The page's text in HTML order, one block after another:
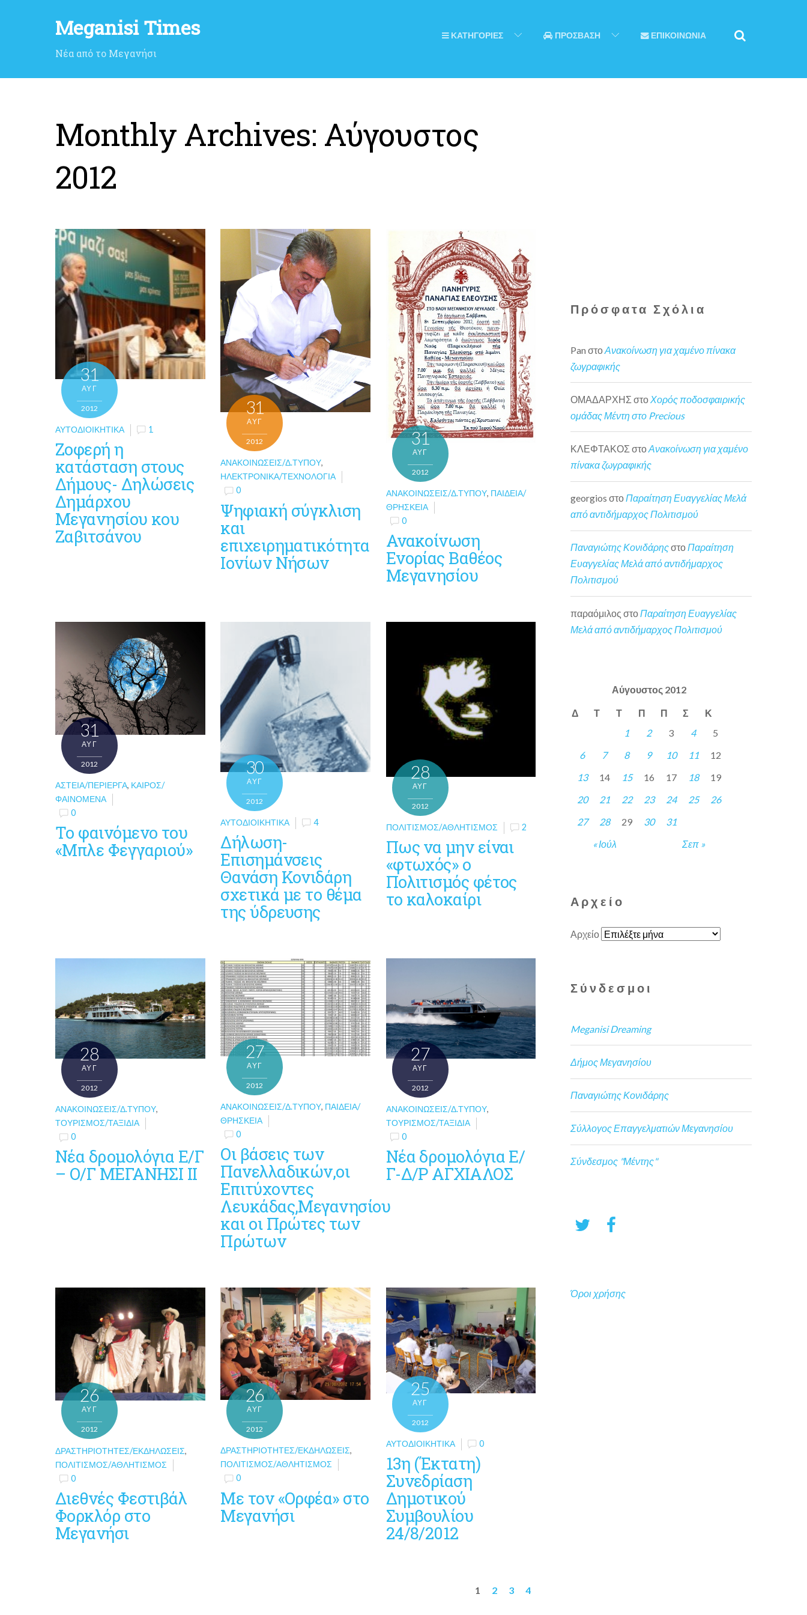
Meganisi Times
Νέα από το Μεγανήσι
ΚΑΤΗΓΟΡΙΕΣ ΠΡΟΣΒΑΣΗ ΕΠΙΚΟΙΝΩΝΙΑ
Monthly Archives: Αύγουστος
2012
31
ΑΥΓ
2012
ΑΥΤΟΔΙΟΙΚΗΤΙΚΆ 1
Ζοφερή η
κατάσταση στους
Δήμους- Δηλώσεις
Δημάρχου
Μεγανησίου κου
Ζαβιτσάνου
31
ΑΥΓ
2012
ΑΝΑΚΟΙΝΏΣΕΙΣ/Δ.ΤΎΠΟΥ,
ΗΛΕΚΤΡΟΝΙΚΆ/ΤΕΧΝΟΛΟΓΊΑ
0
Ψηφιακή σύγκλιση
και
επιχειρηματικότητα
Ιονίων Νήσων
31
ΑΥΓ
2012
ΑΝΑΚΟΙΝΏΣΕΙΣ/Δ.ΤΎΠΟΥ, ΠΑΙΔΕΊΑ/
ΘΡΗΣΚΕΊΑ
0
Ανακοίνωση
Ενορίας Βαθέος
Μεγανησίου
31
ΑΥΓ
2012
ΑΣΤΕΊΑ/ΠΕΡΊΕΡΓΑ, ΚΑΙΡΌΣ/
ΦΑΙΝΌΜΕΝΑ
0
Το φαινόμενο του
«Μπλε Φεγγαριού»
30
ΑΥΓ
2012
ΑΥΤΟΔΙΟΙΚΗΤΙΚΆ 4
Δήλωση-
Επισημάνσεις
Θανάση Κονιδάρη
σχετικά με το θέμα
της ύδρευσης
28
ΑΥΓ
2012
ΠΟΛΙΤΙΣΜΌΣ/ΑΘΛΗΤΙΣΜΌΣ 2
Πως να μην είναι
«φτωχός» ο
Πολιτισμός φέτος
το καλοκαίρι
28
ΑΥΓ
2012
ΑΝΑΚΟΙΝΏΣΕΙΣ/Δ.ΤΎΠΟΥ,
ΤΟΥΡΙΣΜΌΣ/ΤΑΞΊΔΙΑ
0
Νέα δρομολόγια Ε/Γ
– Ο/Γ ΜΕΓΑΝΗΣΙ ΙΙ
27
ΑΥΓ
2012
ΑΝΑΚΟΙΝΏΣΕΙΣ/Δ.ΤΎΠΟΥ, ΠΑΙΔΕΊΑ/
ΘΡΗΣΚΕΊΑ
0
Οι βάσεις των
Πανελλαδικών,οι
Επιτύχοντες
Λευκάδας,Μεγανησίου
και οι Πρώτες των
Πρώτων
27
ΑΥΓ
2012
ΑΝΑΚΟΙΝΏΣΕΙΣ/Δ.ΤΎΠΟΥ,
ΤΟΥΡΙΣΜΌΣ/ΤΑΞΊΔΙΑ
0
Νέα δρομολόγια Ε/
Γ-Δ/Ρ ΑΓΧΙΑΛΟΣ
26
ΑΥΓ
2012
ΔΡΑΣΤΗΡΙΌΤΗΤΕΣ/ΕΚΔΗΛΏΣΕΙΣ,
ΠΟΛΙΤΙΣΜΌΣ/ΑΘΛΗΤΙΣΜΌΣ
0
Διεθνές Φεστιβάλ
Φορκλόρ στο
Μεγανήσι
26
ΑΥΓ
2012
ΔΡΑΣΤΗΡΙΌΤΗΤΕΣ/ΕΚΔΗΛΏΣΕΙΣ,
ΠΟΛΙΤΙΣΜΌΣ/ΑΘΛΗΤΙΣΜΌΣ
0
Με τον «Ορφέα» στο
Μεγανήσι
25
ΑΥΓ
2012
ΑΥΤΟΔΙΟΙΚΗΤΙΚΆ 0
13η (Έκτατη)
Συνεδρίαση
Δημοτικού
Συμβουλίου
24/8/2012
1 2 3 4
Πρόσφατα Σχόλια
Pan στοΑνακοίνωση για χαμένο πίνακα
ζωγραφικής
ΟΜΑΔΑΡΧΗΣ στο Χορός ποδοσφαιρικής
ομάδας Μέντη στο Precious
ΚΛΕΦΤΑΚΟΣ στοΑνακοίνωση για χαμένο
πίνακα ζωγραφικής
georgios στοΠαραίτηση Ευαγγελίας Μελά
από αντιδήμαρχος Πολιτισμού
Παναγιώτης ΚονιδάρηςστοΠαραίτηση
Ευαγγελίας Μελά από αντιδήμαρχος
Πολιτισμού
παραόμιλος στο Παραίτηση Ευαγγελίας
Μελά από αντιδήμαρχος Πολιτισμού
Αύγουστος 2012
Δ Τ Τ Π Π Σ Κ
« Ιούλ Σεπ »
1 2 3 4
5
6
7 8 9 10 11
12
13
14 15 16 17 18
19
20
21 22 23 24 25
26
27
28 29 30 31
Αρχείο
Αρχείο
Σύνδεσμοι
Meganisi Dreaming
Δήμος Μεγανησίου
Παναγιώτης Κονιδάρης
Σύλλογος Επαγγελματιών Μεγανησίου
Σύνδεσμος "Μέντης"
Όροι χρήσης